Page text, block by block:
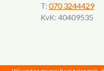
T: 070 3244429
KvK: 40409535